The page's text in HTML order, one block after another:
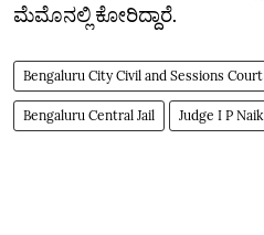
ಮೆಮೊನಲ್ಲಿ ಕೋರಿದ್ದಾರೆ.
Bengaluru City Civil and Sessions Court
Bengaluru Central Jail Judge I P Naik